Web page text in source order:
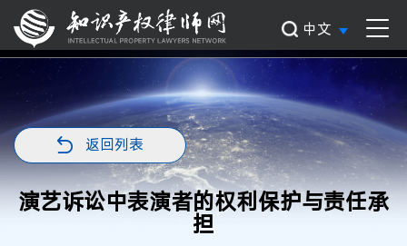
中文
返回列表
演艺诉讼中表演者的权利保护与责任承
担